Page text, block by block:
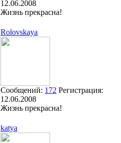
12.06.2008
Жизнь прекрасна!
Rolovskaya
Сообщений: 172 Регистрация:
12.06.2008
Жизнь прекрасна!
katya